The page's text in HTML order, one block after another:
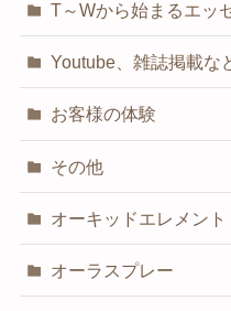
T～Wから始まるエッ
Youtube、雑誌掲載な
お客様の体験
その他
オーキッドエレメン
オーラスプレー